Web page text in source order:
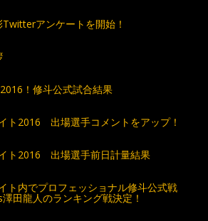
アンケートを開始！
！修斗公式試合結果
ト2016 出場選手コメントをアップ！
ト2016 出場選手前日計量結果
ト内でプロフェッショナル修斗公式戦
田龍人のランキング戦決定！